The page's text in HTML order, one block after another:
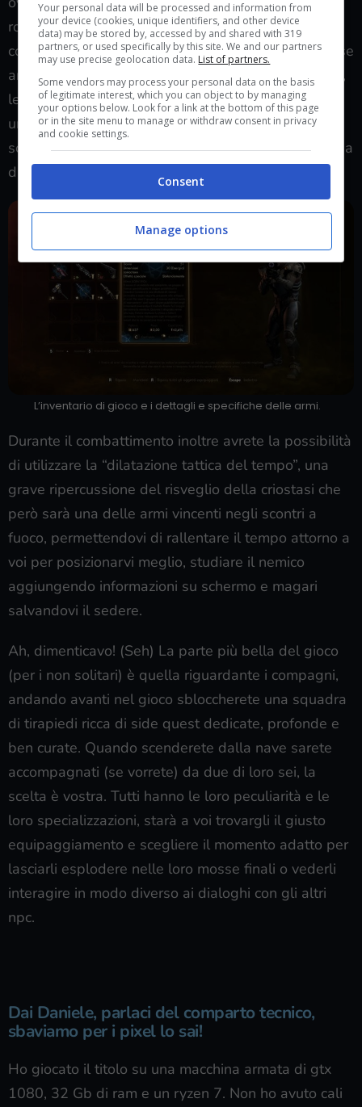
robe che ruberete in giro troverete tantissimi
consumabili che vi aiuteranno con le statistiche, forse
anche troppi ma sempre originali e con un loro stile,
le armi sono fantasiose e hanno delle meccaniche
uniche che vi permetteranno di affrontare i nemici
scegliendo sempre una tattica consona alla tipologia
di scontro che avrete davanti.
L’inventario di gioco e i dettagli e specifiche delle armi.
Durante il combattimento inoltre avrete la possibilità
di utilizzare la “dilatazione tattica del tempo”, una
grave ripercussione del risveglio della criostasi che
però sarà una delle armi vincenti negli scontri a
fuoco, permettendovi di rallentare il tempo attorno a
voi per posizionarvi meglio, studiare il nemico
aggiungendo informazioni su schermo e magari
salvandovi il sedere.
Ah, dimenticavo! (Seh) La parte più bella del gioco
(per i non solitari) è quella riguardante i compagni,
andando avanti nel gioco sbloccherete una squadra
di tirapiedi ricca di side quest dedicate, profonde e
ben curate. Quando scenderete dalla nave sarete
accompagnati (se vorrete) da due di loro sei, la
scelta è vostra. Tutti hanno le loro peculiarità e le
loro specializzazioni, starà a voi trovargli il giusto
equipaggiamento e scegliere il momento adatto per
lasciarli esplodere nelle loro mosse finali o vederli
interagire in modo diverso ai dialoghi con gli altri
npc.
Dai Daniele, parlaci del comparto tecnico,
sbaviamo per i pixel lo sai!
Ho giocato il titolo su una macchina armata di gtx
1080, 32 Gb di ram e un ryzen 7. Non ho avuto cali
Your personal data will be processed and information from
your device (cookies, unique identifiers, and other device
data) may be stored by, accessed by and shared with 319
partners, or used specifically by this site. We and our partners
may use precise geolocation data. List of partners.
Some vendors may process your personal data on the basis
of legitimate interest, which you can object to by managing
your options below. Look for a link at the bottom of this page
or in the site menu to manage or withdraw consent in privacy
and cookie settings.
Consent
Manage options